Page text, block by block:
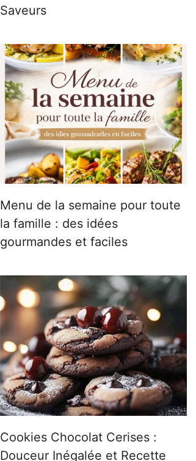
Saveurs
Menu de la semaine pour toute
la famille : des idées
gourmandes et faciles
Cookies Chocolat Cerises :
Douceur Inégalée et Recette